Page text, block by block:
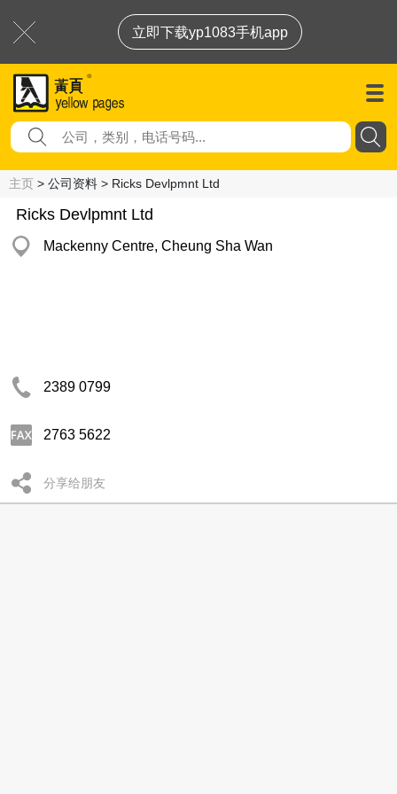
立即下载yp1083手机app
主页 > 公司资料 > Ricks Devlpmnt Ltd
Ricks Devlpmnt Ltd
Mackenny Centre, Cheung Sha Wan
2389 0799
2763 5622
分享给朋友